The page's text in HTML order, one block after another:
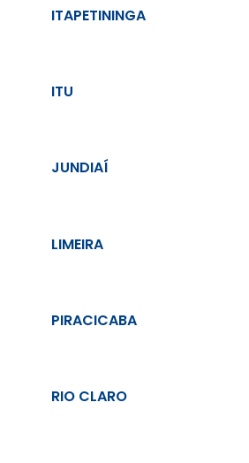
ITAPETININGA
ITU
JUNDIAÍ
LIMEIRA
PIRACICABA
RIO CLARO